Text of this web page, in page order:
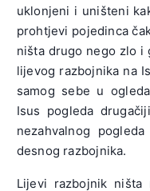
uklonjeni i uništeni
prohtjevi pojedinca
ništa drugo nego zlo i
lijevog razbojnika na
samog sebe u
Isus pogleda
nezahvalnog
desnog razbojnika.
Lijevi razbojnik